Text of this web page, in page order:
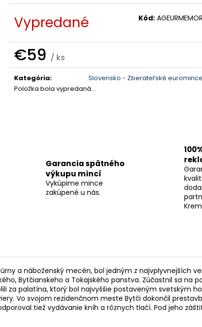
Vypredané Kód:
€59 / ks
Jednotková
cena:
Kategória:
Slovensko - Zberateľské euromince
Položka bola vypredaná…
Garancia spätného
výkupu mincí
Vykúpime mince
zakúpené u nás.
a náboženský mecén, bol jedným z najvplyvnejších
Bytčianskeho a Tokajského panstva. Zúčastnil sa na
za palatína, ktorý bol najvyššie postaveným svetským
Vo svojom rezidenčnom meste Bytči dokončil
tiež vydávanie kníh a rôznych tlačí. Pod jeho